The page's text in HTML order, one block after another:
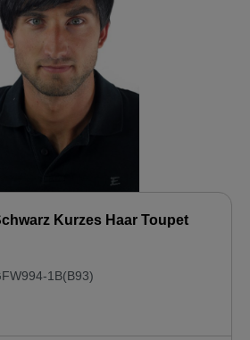
Kurzes Haar Toupet
1B(B93)